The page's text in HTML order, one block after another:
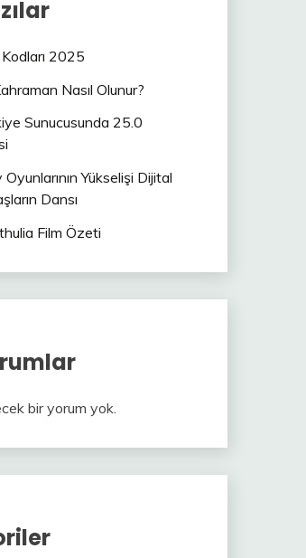
2025
Nasıl Olunur?
Sunucusunda 25.0
Yükselişi Dijital
Dansı
Film Özeti
bir yorum yok.